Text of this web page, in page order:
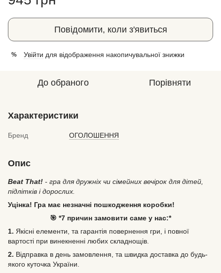
Повідомити, коли з'явиться
% Увійти для відображення накопичувальної знижки
До обраного Порівняти
Характеристики
Бренд ОГОЛОШЕННЯ
Опис
Beat That! - гра для дружніх чи сімейних вечірок для дітей,
підлітків і дорослих.
Уцінка! Гра має незначні пошкодження коробки!
🎯 *7 причин замовити саме у нас:*
1. Якісні елементи, та гарантія повернення гри, і повної
вартості при винекненні любих складнощів.
2. Відправка в день замовлення, та швидка доставка до будь-
якого куточка України.